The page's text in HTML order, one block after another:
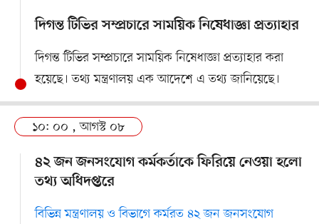
দিগন্ত টিভির সম্প্রচারে সাময়িক নিষেধাজ্ঞা প্রত্যাহার
দিগন্ত টিভির সম্প্রচারে সাময়িক নিষেধাজ্ঞা প্রত্যাহার করা
হয়েছে। তথ্য মন্ত্রণালয় এক আদেশে এ তথ্য জানিয়েছে।
১০: ০০ , আগস্ট ০৮
৪২ জন জনসংযোগ কর্মকর্তাকে ফিরিয়ে নেওয়া হলো
তথ্য অধিদপ্তরে
বিভিন্ন মন্ত্রণালয় ও বিভাগে কর্মরত ৪২ জন জনসংযোগ